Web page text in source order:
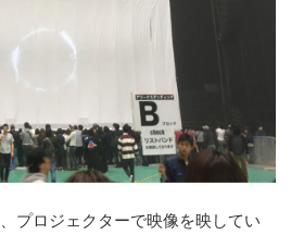
プロジェクターで映像を映してい